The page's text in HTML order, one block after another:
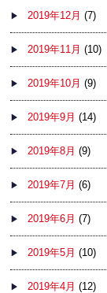
2019年12月 (7)
2019年11月 (10)
2019年10月 (9)
2019年9月 (14)
2019年8月 (9)
2019年7月 (6)
2019年6月 (7)
2019年5月 (10)
2019年4月 (12)